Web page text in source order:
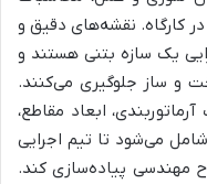
کارگاه. نقشه‌های دقیق و
یک سازه بتنی هستند و
و ساز جلوگیری می‌کنند.
ابعاد مقاطع،
شامل می‌شود تا تیم اجرایی
مهندسی پیاده‌سازی کند.